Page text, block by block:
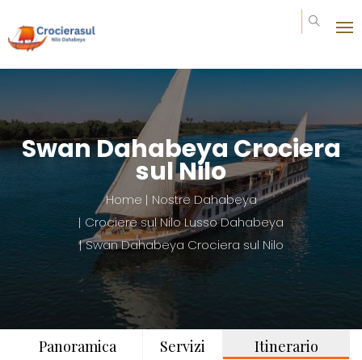
Swan Dahabeya Crociera
sul Nilo
Home
Nostre Dahabeya
Crociere sul Nilo Lusso Dahabeya
Swan Dahabeya Crociera sul Nilo
Panoramica Servizi
Itinerario
Prezzo da : 0€